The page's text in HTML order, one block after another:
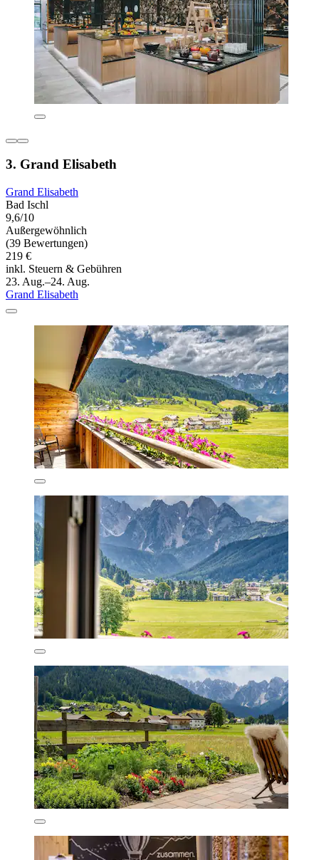
3. Grand Elisabeth
Grand Elisabeth
Bad Ischl
9,6/10
Außergewöhnlich
(39 Bewertungen)
219 €
inkl. Steuern & Gebühren
23. Aug.–24. Aug.
Grand Elisabeth